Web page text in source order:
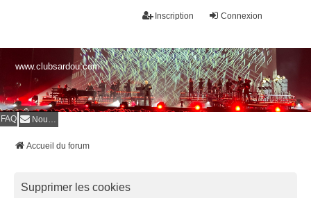
Connexion
Inscription
www.clubsardou.com
FAQ Nous contacter
Accueil du forum
Supprimer les cookies